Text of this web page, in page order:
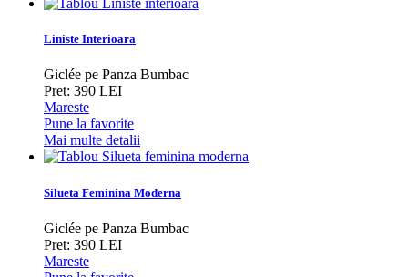
Liniste Interioara
Giclée pe Panza Bumbac
Pret: 390 LEI
Mareste
Pune la favorite
Mai multe detalii
Silueta Feminina Moderna
Giclée pe Panza Bumbac
Pret: 390 LEI
Mareste